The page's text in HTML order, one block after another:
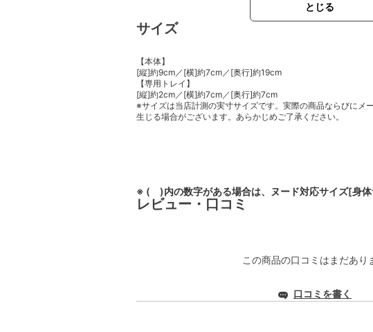
とじる
サイズ
【本体】
[縦]約9cm／[横]約7cm／[奥行]約19cm
【専用トレイ】
[縦]約2cm／[横]約7cm／[奥行]約7cm
※サイズは当店計測の実寸サイズです。実際の商品ならびにメ
生じる場合がございます。あらかじめご了承ください。
※ ( )内の数字がある場合は、ヌード対応サイズ[身体
レビュー・口コミ
この商品の口コミはまだあり
口コミを書く